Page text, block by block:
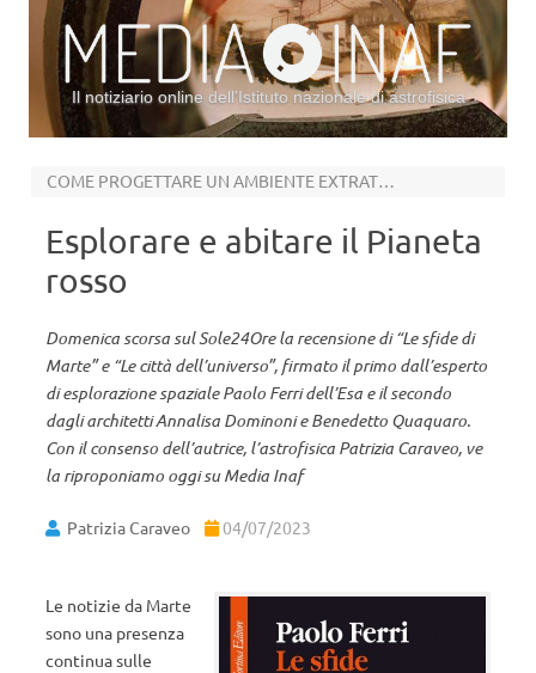
Il notiziario online dell’Istituto nazionale di astrofisica
COME PROGETTARE UN AMBIENTE EXTRATERRESTRE
Esplorare e abitare il Pianeta
rosso
Domenica scorsa sul Sole24Ore la recensione di “Le sfide di
Marte” e “Le città dell’universo”, firmato il primo dall’esperto
di esplorazione spaziale Paolo Ferri dell’Esa e il secondo
dagli architetti Annalisa Dominoni e Benedetto Quaquaro.
Con il consenso dell’autrice, l’astrofisica Patrizia Caraveo, ve
la riproponiamo oggi su Media Inaf
Patrizia Caraveo 04/07/2023
Le notizie da Marte
sono una presenza
continua sulle